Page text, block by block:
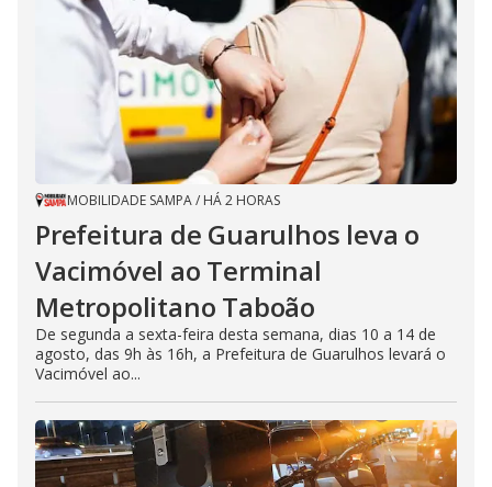
MOBILIDADE SAMPA/ HÁ 2 HORAS
Prefeitura de Guarulhos leva o
Vacimóvel ao Terminal
Metropolitano Taboão
De segunda a sexta-feira desta semana, dias 10 a 14 de
agosto, das 9h às 16h, a Prefeitura de Guarulhos levará o
Vacimóvel ao...